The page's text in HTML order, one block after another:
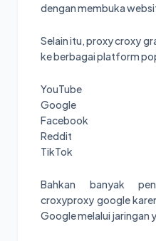
dengan membuka
Selain itu, proxy croxy
ke berbagai platform
YouTube
Google
Facebook
Reddit
TikTok
Bahkan banyak
croxyproxy google
Google melalui jaringan